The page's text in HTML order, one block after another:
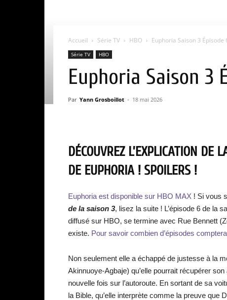
Accueil Série TV HBO Euphoria Saison 3 Épisode
Série TV HBO
Euphoria Saison 3
Par Yann Grosboillot - 18 mai 2026
DÉCOUVREZ L’EXPLICATION DE
DE EUPHORIA ! SPOILERS !
Euphoria est disponible sur HBO MAX ! Si vous
de la saison 3, lisez la suite ! L’épisode 6 de la
diffusé sur HBO, se termine avec Rue Bennett
existe. Pour savoir combien d’épisodes
Non seulement elle a échappé de justesse à la
Akinnuoye-Agbaje) qu’elle pourrait récupérer
nouvelle fois sur l’autoroute. En sortant de sa
la Bible, qu’elle interprète comme la preuve que